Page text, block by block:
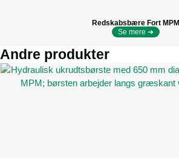
Redskabsbære Fort MPM
Se mere ➔
Andre produkter